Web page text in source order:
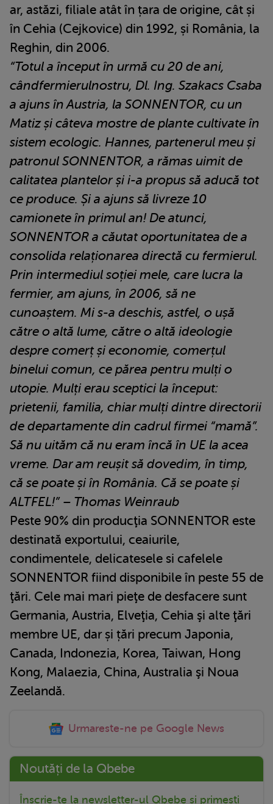
ar, astăzi, filiale atât în țara de origine, cât și
în Cehia (Cejkovice) din 1992, și România, la
Reghin, din 2006.
“Totul a început în urmă cu 20 de ani,
cândfermierulnostru, Dl. Ing. Szakacs Csaba
a ajuns în Austria, la SONNENTOR, cu un
Matiz și câteva mostre de plante cultivate în
sistem ecologic. Hannes, partenerul meu și
patronul SONNENTOR, a rămas uimit de
calitatea plantelor și i-a propus să aducă tot
ce produce. Și a ajuns să livreze 10
camionete în primul an! De atunci,
SONNENTOR a căutat oportunitatea de a
consolida relaționarea directă cu fermierul.
Prin intermediul soției mele, care lucra la
fermier, am ajuns, în 2006, să ne
cunoaștem. Mi s-a deschis, astfel, o ușă
către o altă lume, către o altă ideologie
despre comerț și economie, comerțul
binelui comun, ce părea pentru mulți o
utopie. Mulți erau sceptici la început:
prietenii, familia, chiar mulți dintre directorii
de departamente din cadrul firmei “mamă”.
Să nu uităm că nu eram încă în UE la acea
vreme. Dar am reușit să dovedim, în timp,
că se poate și în România. Că se poate și
ALTFEL!” – Thomas Weinraub
Peste 90% din producţia SONNENTOR este
destinată exportului, ceaiurile,
condimentele, delicatesele si cafelele
SONNENTOR fiind disponibile în peste 55 de
ţări. Cele mai mari pieţe de desfacere sunt
Germania, Austria, Elveţia, Cehia şi alte ţări
membre UE, dar și țări precum Japonia,
Canada, Indonezia, Korea, Taiwan, Hong
Kong, Malaezia, China, Australia şi Noua
Zeelandă.
Urmareste-ne pe Google News
Noutăți de la Qbebe
Înscrie-te la newsletter-ul Qbebe și primești